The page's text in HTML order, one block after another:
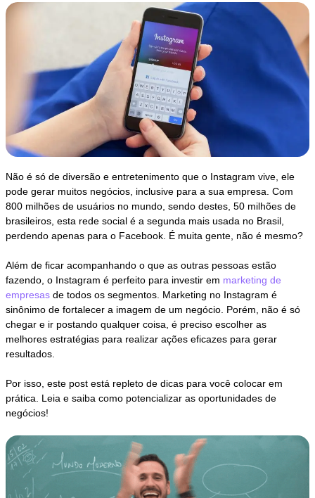
Não é só de diversão e entretenimento que o Instagram vive, ele
pode gerar muitos negócios, inclusive para a sua empresa. Com
800 milhões de usuários no mundo, sendo destes, 50 milhões de
brasileiros, esta rede social é a segunda mais usada no Brasil,
perdendo apenas para o Facebook. É muita gente, não é mesmo?
Além de ficar acompanhando o que as outras pessoas estão
fazendo, o Instagram é perfeito para investir em marketing de
empresas de todos os segmentos. Marketing no Instagram é
sinônimo de fortalecer a imagem de um negócio. Porém, não é só
chegar e ir postando qualquer coisa, é preciso escolher as
melhores estratégias para realizar ações eficazes para gerar
resultados.
Por isso, este post está repleto de dicas para você colocar em
prática. Leia e saiba como potencializar as oportunidades de
negócios!